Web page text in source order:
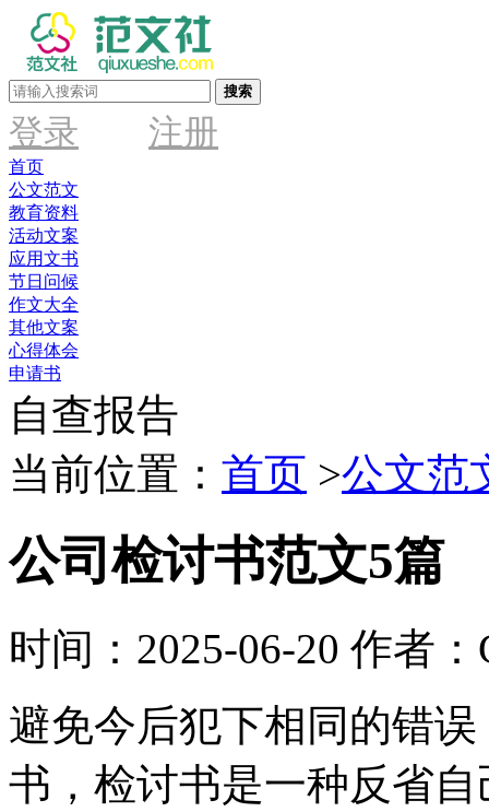
搜索
登录 注册
首页
公文范文
教育资料
活动文案
应用文书
节日问候
作文大全
其他文案
心得体会
申请书
自查报告
当前位置： 首页 >公文范
公司检讨书范文5篇
时间：2025-06-20 作者：
避免今后犯下相同的错
书，检讨书是一种反省